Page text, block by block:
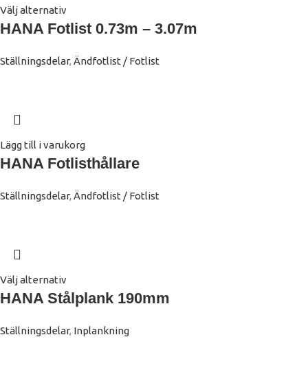
Välj alternativ
HANA Fotlist 0.73m – 3.07m
Ställningsdelar, Ändfotlist / Fotlist
Lägg till i varukorg
HANA Fotlisthållare
Ställningsdelar, Ändfotlist / Fotlist
Välj alternativ
HANA Stålplank 190mm
Ställningsdelar, Inplankning